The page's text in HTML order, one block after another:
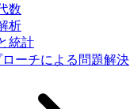
数
析
統計
ーチによる問題解決